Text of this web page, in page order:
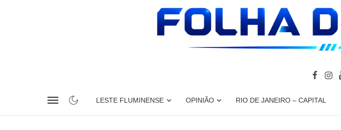
LESTE FLUMINENSE OPINIÃO RIO DE JANEIRO – CAPITAL